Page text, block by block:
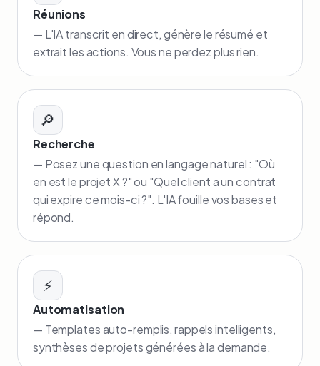
Réunions
— L'IA transcrit en direct, génère le résumé et
extrait les actions. Vous ne perdez plus rien.
🔎
Recherche
— Posez une question en langage naturel : "Où
en est le projet X ?" ou "Quel client a un contrat
qui expire ce mois-ci ?". L'IA fouille vos bases et
répond.
⚡
Automatisation
— Templates auto-remplis, rappels intelligents,
synthèses de projets générées à la demande.